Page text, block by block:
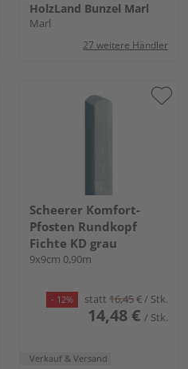
HolzLand Bunzel Marl
Marl
27 weitere Händler
Scheerer Komfort-
Pfosten Rundkopf
Fichte KD grau
9x9cm 0,90m
- 12% statt 16,45€/ Stk.
14,48 € / Stk.
Verkauf & Versand